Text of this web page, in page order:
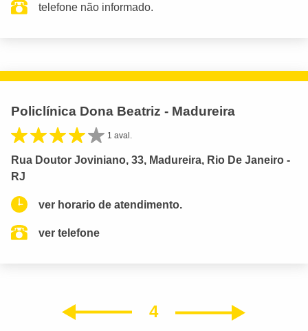
telefone não informado.
Policlínica Dona Beatriz - Madureira
1 aval.
Rua Doutor Joviniano, 33, Madureira, Rio De Janeiro -
RJ
ver horario de atendimento.
ver telefone
4